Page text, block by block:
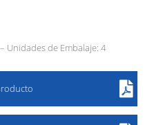
Unidades de Embalaje: 4